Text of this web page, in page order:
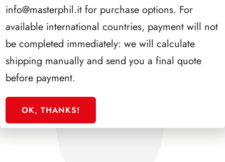
info@masterphil.it for purchase options. For
available international countries, payment will not
be completed immediately: we will calculate
shipping manually and send you a final quote
before payment.
OK, THANKS!